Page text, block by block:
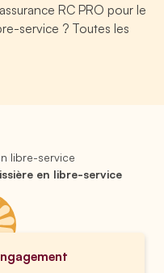
RC PRO pour le
service ? Toutes les
libre-service
en libre-service